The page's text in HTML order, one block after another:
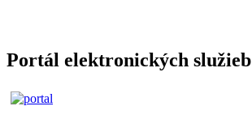
Portál elektronických služieb